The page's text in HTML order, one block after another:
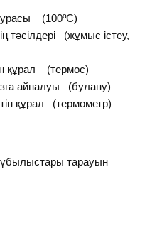
(100ºС)
тәсілдері (жұмыс істеу,
құрал (термос)
айналуы (булану)
құрал (термометр)
тарауын